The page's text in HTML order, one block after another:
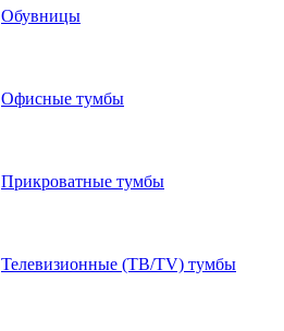
Обувницы
Офисные тумбы
Прикроватные тумбы
Телевизионные (ТВ/TV) тумбы